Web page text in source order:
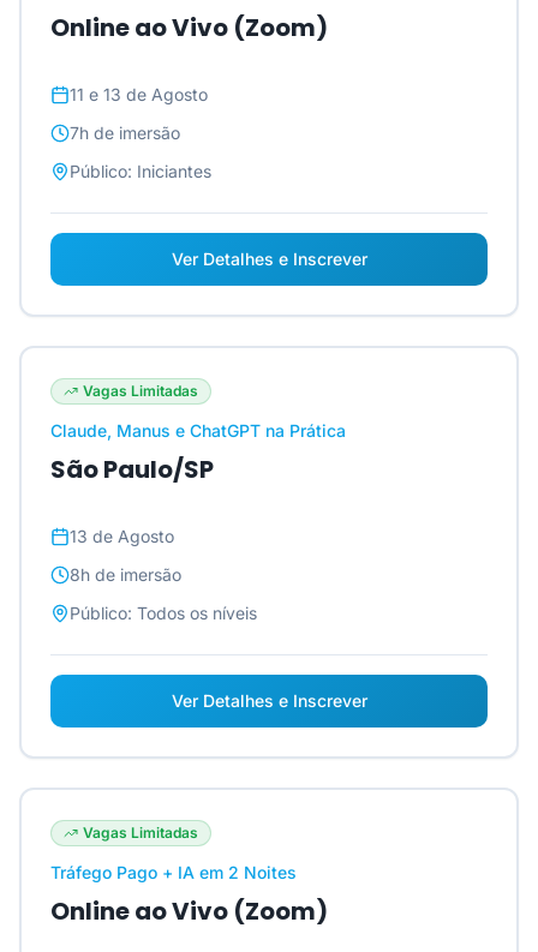
Online ao Vivo (Zoom)
11 e 13 de Agosto
7h de imersão
Público: Iniciantes
Ver Detalhes e Inscrever
Vagas Limitadas
Claude, Manus e ChatGPT na Prática
São Paulo/SP
13 de Agosto
8h de imersão
Público: Todos os níveis
Ver Detalhes e Inscrever
Vagas Limitadas
Tráfego Pago + IA em 2 Noites
Online ao Vivo (Zoom)